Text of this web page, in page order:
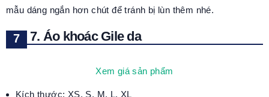
mẫu dáng ngắn hơn chút để tránh bị lùn thêm nhé.
7. Áo khoác Gile da
Xem giá sản phẩm
Kích thước: XS, S, M, L, XL